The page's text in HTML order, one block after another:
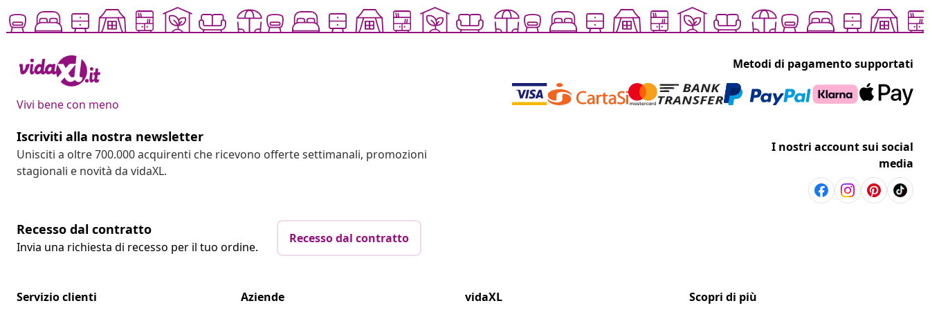
Vivi bene con meno
Metodi di pagamento supportati
Iscriviti alla nostra newsletter
Unisciti a oltre 700.000 acquirenti che ricevono offerte settimanali, promozioni
stagionali e novità da vidaXL.
I nostri account sui social
media
Recesso dal contratto
Invia una richiesta di recesso per il tuo ordine.
Recesso dal contratto
Servizio clienti Aziende vidaXL Scopri di più